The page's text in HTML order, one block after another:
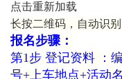
点击重新加载
长按二维码，自动识
报名步骤：
第1步 登记资料 ：
号+上车地点+活动